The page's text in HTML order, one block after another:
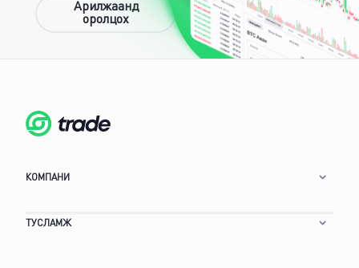
Арилжаанд
оролцох
КОМПАНИ
ТУСЛАМЖ